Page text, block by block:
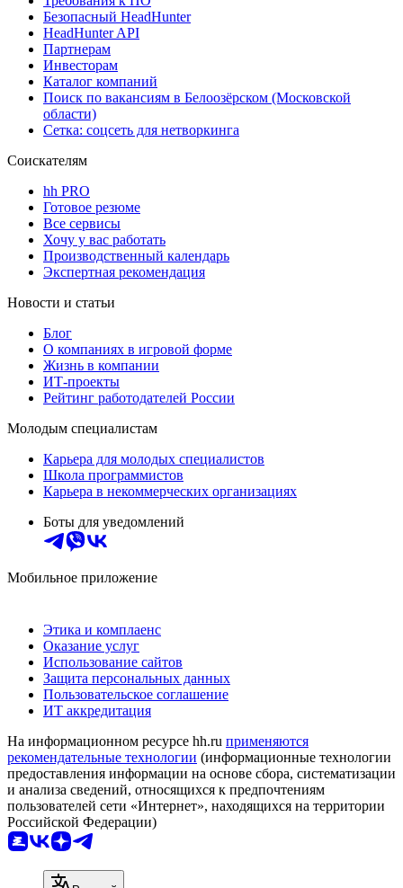
Безопасный HeadHunter
HeadHunter API
Партнерам
Инвесторам
Каталог компаний
Поиск по вакансиям в Белоозёрском (Московской
области)
Сетка: соцсеть для нетворкинга
Соискателям
hh PRO
Готовое резюме
Все сервисы
Хочу у вас работать
Производственный календарь
Экспертная рекомендация
Новости и статьи
Блог
О компаниях в игровой форме
Жизнь в компании
ИТ-проекты
Рейтинг работодателей России
Молодым специалистам
Карьера для молодых специалистов
Школа программистов
Карьера в некоммерческих организациях
Боты для уведомлений
Мобильное приложение
Этика и комплаенс
Оказание услуг
Использование сайтов
Защита персональных данных
Пользовательское соглашение
ИТ аккредитация
На информационном ресурсе hh.ru применяются
рекомендательные технологии (информационные технологии
предоставления информации на основе сбора, систематизации
и анализа сведений, относящихся к предпочтениям
пользователей сети «Интернет», находящихся на территории
Российской Федерации)